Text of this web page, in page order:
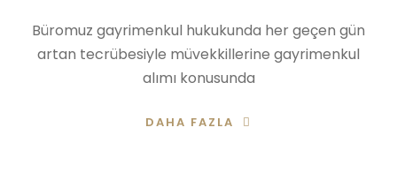
Büromuz gayrimenkul hukukunda her geçen gün
artan tecrübesiyle müvekkillerine gayrimenkul
alımı konusunda
DAHA FAZLA